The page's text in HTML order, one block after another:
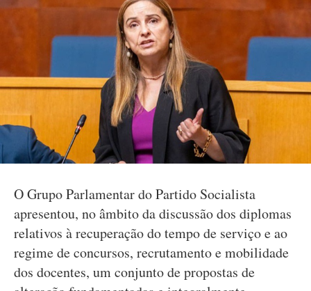
O Grupo Parlamentar do Partido Socialista
apresentou, no âmbito da discussão dos diplomas
relativos à recuperação do tempo de serviço e ao
regime de concursos, recrutamento e mobilidade
dos docentes, um conjunto de propostas de